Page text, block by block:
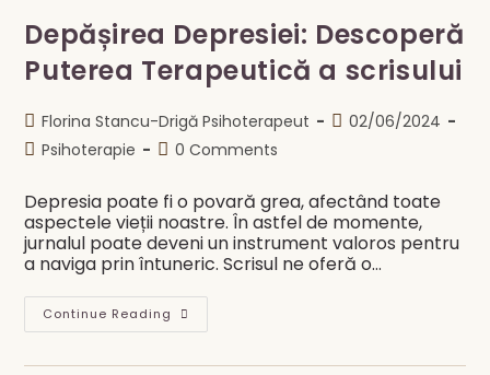
Depășirea Depresiei: Descoperă
Puterea Terapeutică a scrisului
Post
author:
Florina Stancu-Drigă Psihoterapeut
Post02/06/2024
PostPsihoterapie
Post0 Comments
Depresia poate fi o povară grea, afectând toate
aspectele vieții noastre. În astfel de momente,
jurnalul poate deveni un instrument valoros pentru
a naviga prin întuneric. Scrisul ne oferă o…
Continue Reading Depășirea
Depresiei:
Puterea